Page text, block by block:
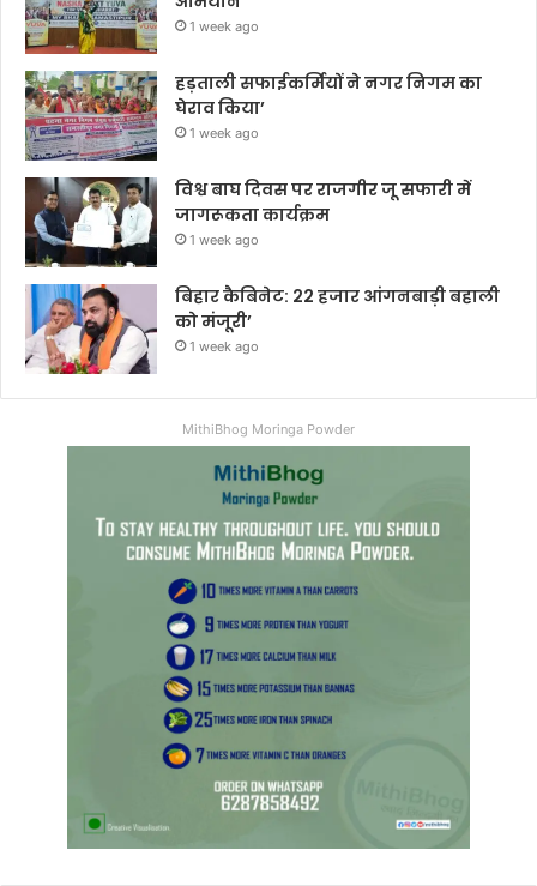
1 week ago
हड़ताली सफाईकर्मियों ने नगर निगम का
घेराव किया’
1 week ago
विश्व बाघ दिवस पर राजगीर जू सफारी में
जागरूकता कार्यक्रम
1 week ago
बिहार कैबिनेट: 22 हजार आंगनबाड़ी बहाली
को मंजूरी’
1 week ago
MithiBhog Moringa Powder